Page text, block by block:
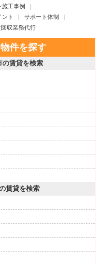
施工事例
ト
サポート体制
収業務代行
件を探す
の賃貸を検索
賃貸を検索